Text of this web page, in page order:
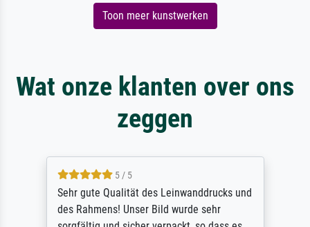
Toon meer kunstwerken
Wat onze klanten over ons
zeggen
5 / 5
Sehr gute Qualität des Leinwanddrucks und
des Rahmens! Unser Bild wurde sehr